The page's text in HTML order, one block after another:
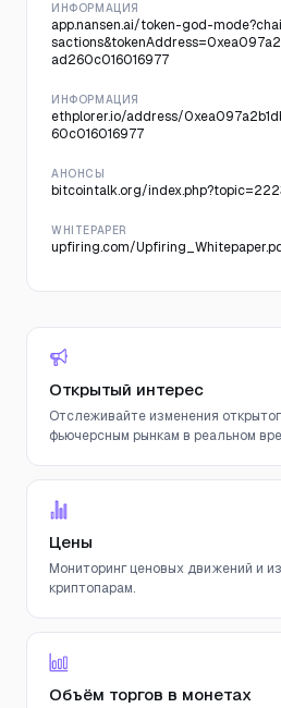
ИНФОРМАЦИЯ
app.nansen.ai/token-god-
ad260c016016977
ИНФОРМАЦИЯ
ethplorer.io/address/
60c016016977
АНОНСЫ
bitcointalk.org/
WHITEPAPER
upfiring.com/
Открытый интерес
Отслеживайте изменения
фьючерсным рынкам в реальном
Цены
Мониторинг ценовых движений и
криптопарам.
Объём торгов в монетах